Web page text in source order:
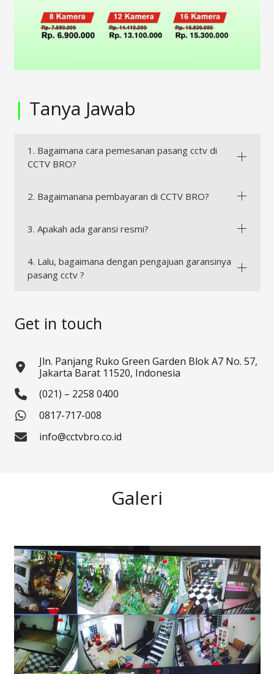
| Tanya Jawab
1. Bagaimana cara pemesanan pasang cctv di
CCTV BRO?
2. Bagaimanana pembayaran di CCTV BRO?
3. Apakah ada garansi resmi?
4. Lalu, bagaimana dengan pengajuan garansinya
pasang cctv ?
Get in touch
Jln. Panjang Ruko Green Garden Blok A7 No. 57,
Jakarta Barat 11520, Indonesia
(021) – 2258 0400
0817-717-008
info@cctvbro.co.id
Galeri